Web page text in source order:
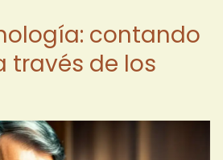
contando
través de los